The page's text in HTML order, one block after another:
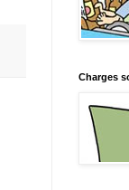
Charges